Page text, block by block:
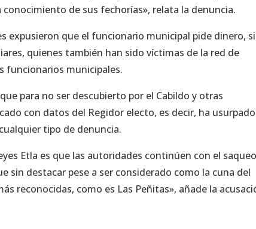
de sus fechorías», relata la denuncia.
expusieron que el funcionario municipal pide dinero,
quienes también han sido víctimas de la red de
funcionarios municipales.
para no ser descubierto por el Cabildo y otras
con datos del Regidor electo, es decir, ha
tipo de denuncia.
Etla es que las autoridades continúen con el
sin destacar pese a ser considerado como la cuna del
reconocidas, como es Las Peñitas», añade la